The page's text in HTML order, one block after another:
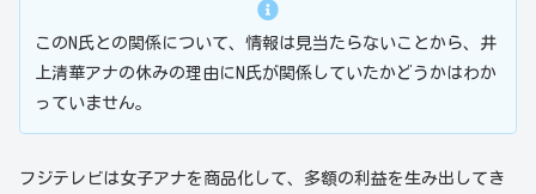
このN氏との関係について、情報は見当たらないことから、井
上清華アナの休みの理由にN氏が関係していたかどうかはわか
っていません。
フジテレビは女子アナを商品化して、多額の利益を生み出してき